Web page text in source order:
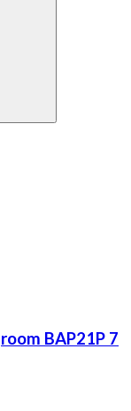
BAP21P 7